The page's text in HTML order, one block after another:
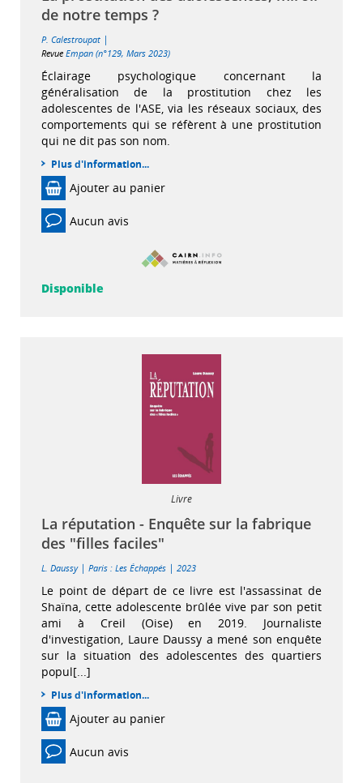
de notre temps ?
P. Calestroupat |
Revue Empan (n°129, Mars 2023)
Éclairage psychologique concernant la
généralisation de la prostitution chez les
adolescentes de l'ASE, via les réseaux sociaux, des
comportements qui se réfèrent à une prostitution
qui ne dit pas son nom.
Plus d'information...
Ajouter au panier
Aucun avis
Disponible
Livre
La réputation - Enquête sur la fabrique
des "filles faciles"
L. Daussy | Paris : Les Échappés | 2023
Le point de départ de ce livre est l'assassinat de
Shaïna, cette adolescente brûlée vive par son petit
ami à Creil (Oise) en 2019. Journaliste
d'investigation, Laure Daussy a mené son enquête
sur la situation des adolescentes des quartiers
popul[...]
Plus d'information...
Ajouter au panier
Aucun avis